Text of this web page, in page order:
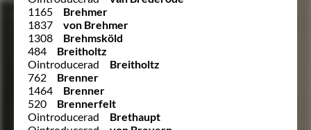
1165
Brehmer
1837
von Brehmer
1308
Brehmsköld
484
Breitholtz
Ointroducerad
Breitholtz
762
Brenner
1464
Brenner
520
Brennerfelt
Ointroducerad
Brethaupt